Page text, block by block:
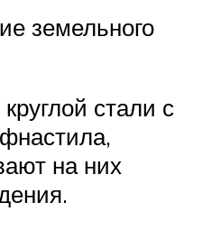
земельного
стали с
на них